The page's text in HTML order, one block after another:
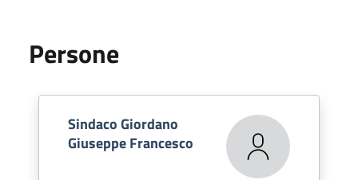
Persone
Sindaco Giordano
Giuseppe Francesco